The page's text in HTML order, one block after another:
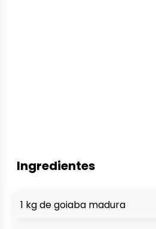
Ingredientes
1 kg de goiaba madura